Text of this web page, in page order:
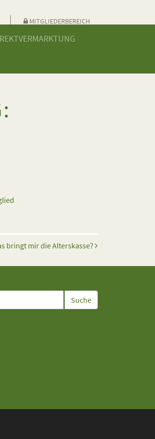
MITGLIEDERBEREICH
bringt mir die Alterskasse?